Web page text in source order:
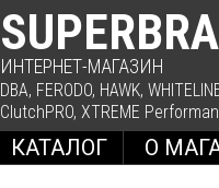
ИНТЕРНЕТ-МАГАЗИН
DBA, FERODO, HAWK,
ClutchPRO, XTREME
КАТАЛОГ О